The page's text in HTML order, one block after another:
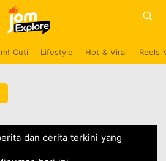
Cuti Lifestyle Hot & Viral Reels
dan cerita terkini yang